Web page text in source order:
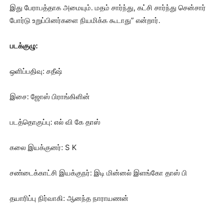
இது பேராபத்தாக அமையும். மதம் சார்ந்து, கட்சி சார்ந்து சென்சார்
போர்டு உறுப்பினர்களை நியமிக்க கூடாது” என்றார்.
படக்குழு:
ஒளிப்பதிவு: சதீஷ்
இசை: ஜோஸ் பிராங்கிளின்
படத்தொகுப்பு: எல் வி கே தாஸ்
கலை இயக்குனர்: S K
சண்டைக்காட்சி இயக்குநர்: இடி மின்னல் இளங்கோ தாஸ் பி
தயாரிப்பு நிர்வாகி: ஆனந்த நாராயணன்